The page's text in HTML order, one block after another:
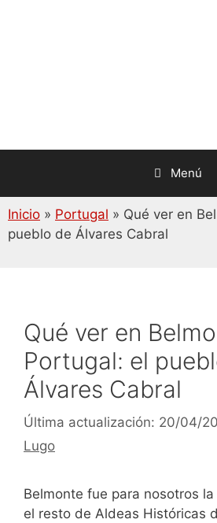
Menú
Inicio » Portugal » Qué ver en
pueblo de Álvares Cabral
Qué ver en
Portugal: el
Álvares Cabral
20/04/
Lugo
Belmonte fue para nosotros
el resto de Aldeas Históricas